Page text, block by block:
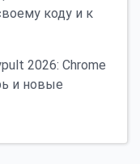
коду и к
2026: Chrome
и новые